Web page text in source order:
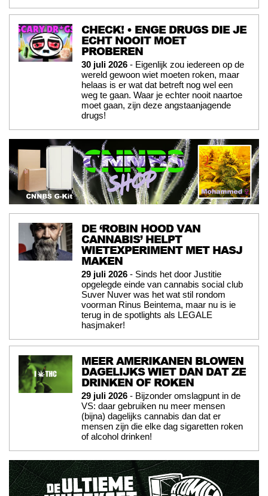
CHECK! • ENGE DRUGS DIE JE
ECHT NOOIT MOET
PROBEREN
30 juli 2026 - Eigenlijk zou iedereen op de
wereld gewoon wiet moeten roken, maar
helaas is er wat dat betreft nog wel een
weg te gaan. Waar je echter nooit naartoe
moet gaan, zijn deze angstaanjagende
drugs!
DE ‘ROBIN HOOD VAN
CANNABIS’ HELPT
WIETEXPERIMENT MET HASJ
MAKEN
29 juli 2026 - Sinds het door Justitie
opgelegde einde van cannabis social club
Suver Nuver was het wat stil rondom
voorman Rinus Beintema, maar nu is ie
terug in de spotlights als LEGALE
hasjmaker!
MEER AMERIKANEN BLOWEN
DAGELIJKS WIET DAN DAT ZE
DRINKEN OF ROKEN
29 juli 2026 - Bijzonder omslagpunt in de
VS: daar gebruiken nu meer mensen
(bijna) dagelijks cannabis dan dat er
mensen zijn die elke dag sigaretten roken
of alcohol drinken!